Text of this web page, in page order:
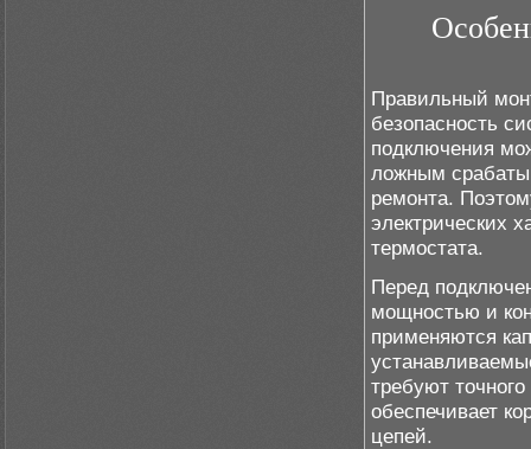
Правильный
безопасность
подключения
ложным
ремонта.
электрических
термостата.
Перед
мощностью и
применяются
требуют
обеспечивает
цепей.